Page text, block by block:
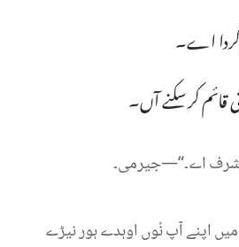
اے۔‏
کر سکنے آں۔‏
اے۔“‏—‏جیرمی۔‏
میںاپنےآپنُوںاوہدےہورنیڑے